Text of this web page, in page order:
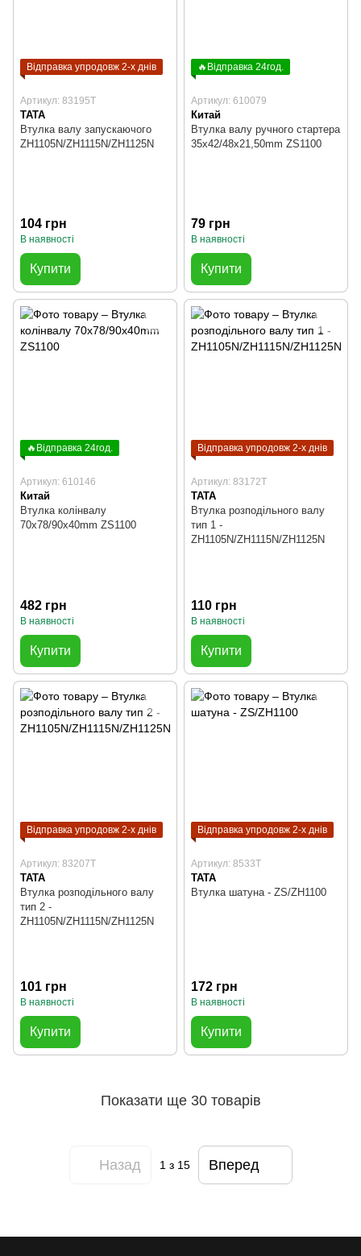
Відправка упродовж 2-х днів
Артикул: 83195T
TATA
Втулка валу запускаючого
ZH1105N/ZH1115N/ZH1125N
104 грн
В наявності
Купити
🔥Відправка 24год.
Артикул: 610079
Китай
Втулка валу ручного стартера
35x42/48x21,50mm ZS1100
79 грн
В наявності
Купити
🔥Відправка 24год.
Артикул: 610146
Китай
Втулка колінвалу
70x78/90x40mm ZS1100
482 грн
В наявності
Купити
Відправка упродовж 2-х днів
Артикул: 83172T
TATA
Втулка розподільного валу
тип 1 -
ZH1105N/ZH1115N/ZH1125N
110 грн
В наявності
Купити
Відправка упродовж 2-х днів
Артикул: 83207T
TATA
Втулка розподільного валу
тип 2 -
ZH1105N/ZH1115N/ZH1125N
101 грн
В наявності
Купити
Відправка упродовж 2-х днів
Артикул: 8533T
TATA
Втулка шатуна - ZS/ZH1100
172 грн
В наявності
Купити
Показати ще 30 товарів
Назад 1з 15 Вперед